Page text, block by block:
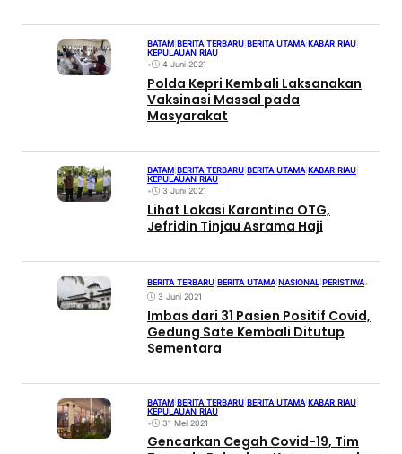
BATAM BERITA TERBARU BERITA UTAMA|KABAR RIAU
KEPULAUAN RIAU
•
4 Juni 2021
Polda Kepri Kembali Laksanakan
Vaksinasi Massal pada
Masyarakat
BATAM BERITA TERBARU BERITA UTAMA KABAR RIAU
KEPULAUAN RIAU
•
3 Juni 2021
Lihat Lokasi Karantina OTG,
Jefridin Tinjau Asrama Haji
BERITA TERBARU BERITA UTAMA|NASIONAL PERISTIWA•
3 Juni 2021
Imbas dari 31 Pasien Positif Covid,
Gedung Sate Kembali Ditutup
Sementara
BATAM BERITA TERBARU BERITA UTAMA KABAR RIAU
KEPULAUAN RIAU
•
31 Mei 2021
Gencarkan Cegah Covid-19, Tim